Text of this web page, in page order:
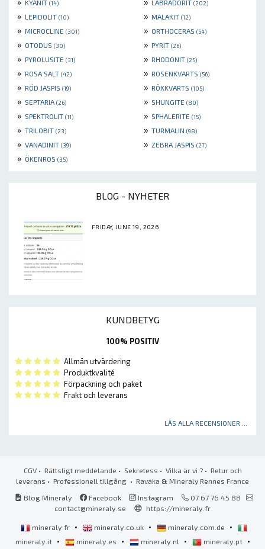
KYANIT (14) LABRADORIT (202)
» LEPIDOLIT (10) » MALAKIT (12)
» MICROCLINE (301) » ORTHOCERAS (54)
» OTODUS (30) » PYRIT (26)
» PYROLUSITE (31) » RHODONIT (25)
» ROSA SALT (42) » ROSENKVARTS (56)
» RÖD JASPIS (19) » RÖKKVARTS (105)
» SEPTARIA (26) » SHUNGITE (80)
» SPEKTROLIT (11) » SPHALERITE (15)
» TRILOBIT (23) » TURMALIN (98)
» VANADINIT (39) » ZEBRA JASPIS (27)
» ÖKENROS (35)
BLOG - NYHETER
FRIDAY, JUNE 19, 2026
KUNDBETYG
100% POSITIV
Allmän utvärdering
Produktkvalité
Förpackning och paket
Frakt och leverans
LÄS ALLA RECENSIONER ...
CGV• Rättsligt meddelande • Sekretess • Vilka är vi ?• Retur och
leverans • Professionell tillgång • Ravaka & Mineraly Rennes France
Blog Mineraly
Facebook Instagram
07 67 76 45 88
contact@mineraly.se
https://mineraly.fr
mineraly.fr • mineraly.co.uk • mineraly.com.de •
mineraly.it • mineraly.es • mineraly.nl • mineraly.pt •